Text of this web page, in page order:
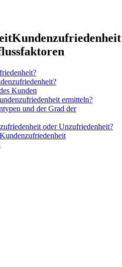
Kunden
ermitteln?
und der Grad der
oder Unzufriedenheit?